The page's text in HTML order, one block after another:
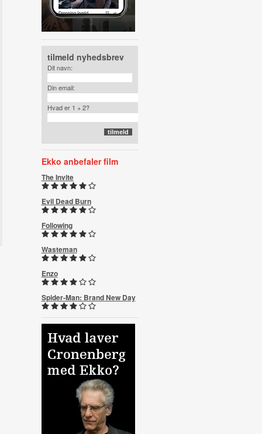
tilmeld nyhedsbrev
Dit navn:
Din email:
Hvad er 1 + 2?
Ekko anbefaler film
The Invite
Evil Dead Burn
Following
Wasteman
Enzo
Spider-Man: Brand New Day